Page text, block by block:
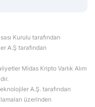
Kurulu tarafından
A.Ş tarafından
Midas Kripto Varlık Alım
A.Ş. tarafından
üzerinden